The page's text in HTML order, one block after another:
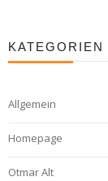
KATEGORIEN
Allgemein
Homepage
Otmar Alt